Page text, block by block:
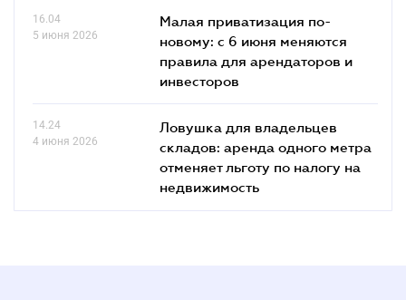
16.04
5 июня 2026
Малая приватизация по-
новому: с 6 июня меняются
правила для арендаторов и
инвесторов
14.24
4 июня 2026
Ловушка для владельцев
складов: аренда одного метра
отменяет льготу по налогу на
недвижимость